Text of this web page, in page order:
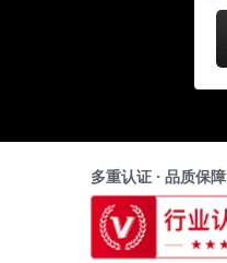
多重认证 · 品质保障